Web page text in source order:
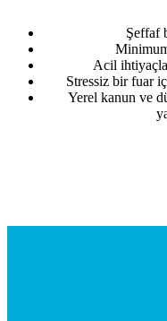
Şeffaf
Acil
Stressiz bir fuar
Yerel kanun ve